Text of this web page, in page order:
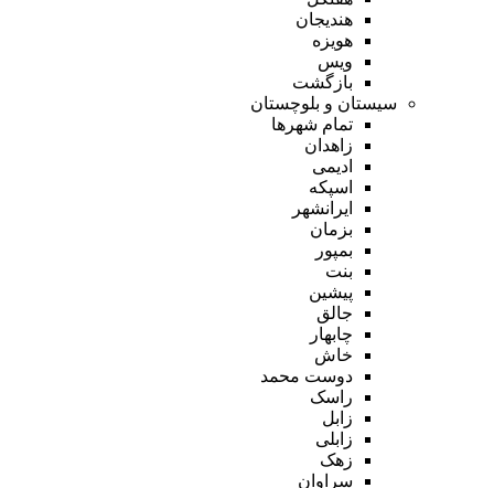
هندیجان
هویزه
ویس
بازگشت
سیستان و بلوچستان
تمام شهر‌ها
زاهدان
ادیمی
اسپکه
ایرانشهر
بزمان
بمپور
بنت
پیشین
جالق
چابهار
خاش
دوست محمد
راسک
زابل
زابلی
زهک
سراوان